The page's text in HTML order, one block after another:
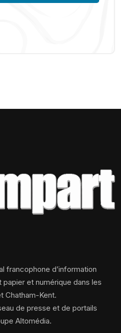
francophone d’information
et numérique dans les
Chatham-Kent.
de presse et de portails
Altomédia.